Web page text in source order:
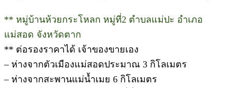
** หมู่บ้านห้วยกระโหลก หมู่ที่2 ตำบลแม่ปะ อำเภอ
แม่สอด จังหวัดตาก
** ต่อรองราคาได้ เจ้าของขายเอง
– ห่างจากตัวเมืองแม่สอดประมาณ 3 กิโลเมตร
– ห่างจากสะพานแม่น้ำเมย 6 กิโลเมตร